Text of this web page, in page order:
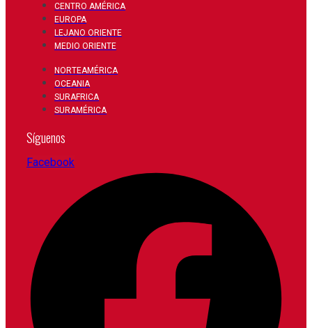
CENTRO AMÉRICA
EUROPA
LEJANO ORIENTE
MEDIO ORIENTE
NORTEAMÉRICA
OCEANIA
SURAFRICA
SURAMÉRICA
Síguenos
Facebook